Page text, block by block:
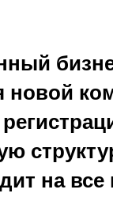
новой
на все